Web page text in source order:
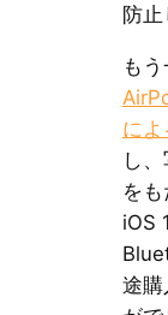
防止
も
に
し
をも
iOS
途購